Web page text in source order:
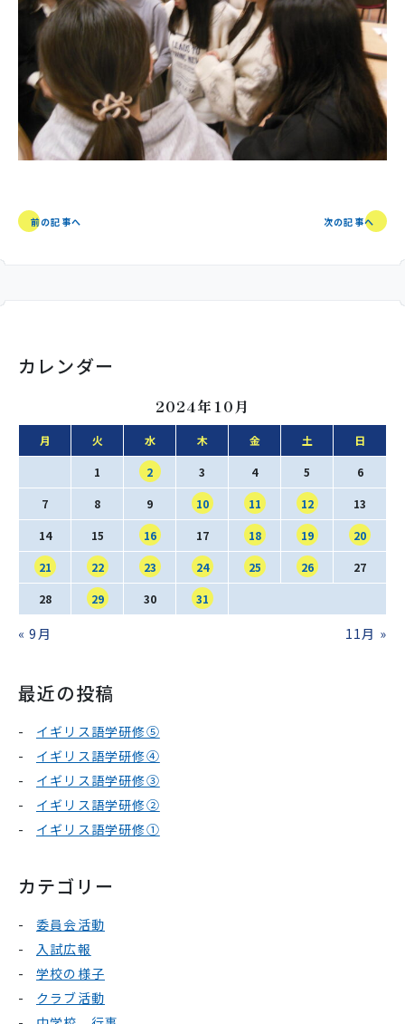
前の記事へ 次の記事へ
カレンダー
2024年10月
月 火 水 木 金 土 日
1 2 3 4 5 6
7 8 9 10 11 12 13
14 15 16 17 18 19 20
21 22 23 24 25 26 27
28 29 30 31
« 9月 11月 »
最近の投稿
イギリス語学研修⑤
イギリス語学研修④
イギリス語学研修③
イギリス語学研修②
イギリス語学研修①
カテゴリー
委員会活動
入試広報
学校の様子
クラブ活動